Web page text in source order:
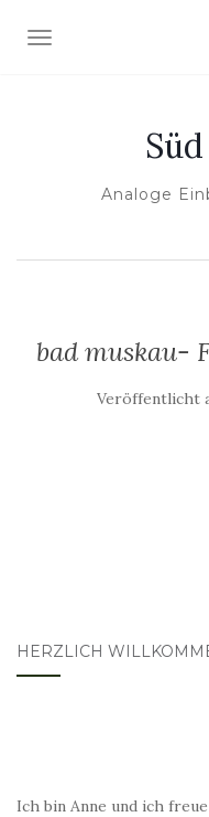
NAVIGATION
Analoge
bad muskau-
Veröffentlicht
HERZLICH
Ich bin Anne und ich